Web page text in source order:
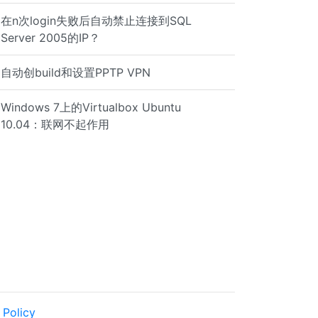
在n次login失败后自动禁止连接到SQL
Server 2005的IP？
自动创build和设置PPTP VPN
Windows 7上的Virtualbox Ubuntu
10.04：联网不起作用